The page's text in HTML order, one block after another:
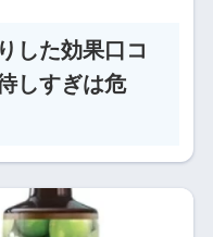
した効果口コ
しすぎは危